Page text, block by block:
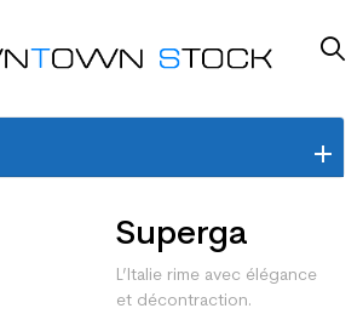
Superga
L’Italie rime avec élégance
et décontraction.